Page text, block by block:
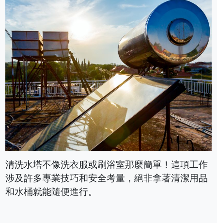
清洗水塔不像洗衣服或刷浴室那麼簡單！這項工作
涉及許多專業技巧和安全考量，絕非拿著清潔用品
和水桶就能隨便進行。